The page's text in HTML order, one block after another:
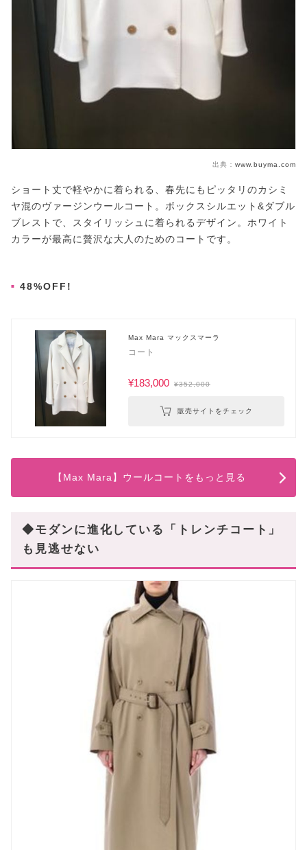
出典： www.buyma.com
ショート丈で軽やかに着られる、春先にもピッタリのカシミ
ヤ混のヴァージンウールコート。ボックスシルエット&ダブル
ブレストで、スタイリッシュに着られるデザイン。ホワイト
カラーが最高に贅沢な大人のためのコートです。
48%OFF!
Max Mara マックスマーラ
コート
¥183,000 ¥352,000
販売サイトをチェック
【Max Mara】ウールコートをもっと見る
◆モダンに進化している「トレンチコート」
も見逃せない